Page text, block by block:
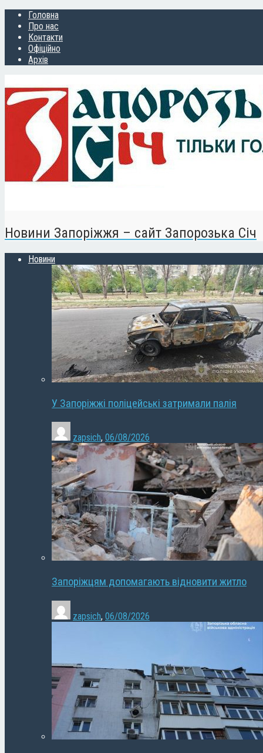
Головна
Про нас
Контакти
Офіційно
Архів
Новини Запоріжжя – сайт Запорозька Січ
Новини
У Запоріжжі поліцейські затримали палія
zapsich, 06/08/2026
Запоріжцям допомагають відновити житло
zapsich, 06/08/2026